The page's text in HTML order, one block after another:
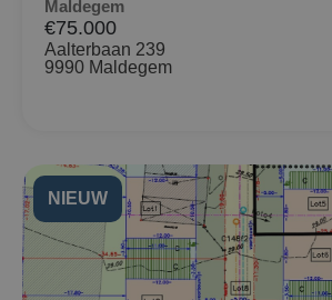
Maldegem
€75.000
Aalterbaan 239
9990 Maldegem
NIEUW